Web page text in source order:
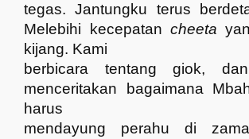
tegas. Jantungku terus
Melebihi kecepatan cheeta
kijang. Kami
berbicara tentang giok,
menceritakan bagaimana
harus
mendayung perahu di